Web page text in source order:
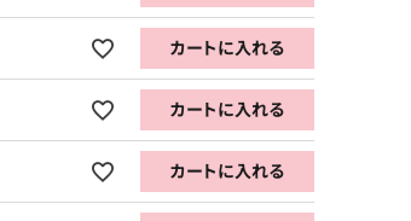
カートに入れる
カートに入れる
カートに入れる